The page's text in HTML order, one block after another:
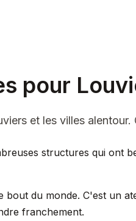
pour
et les villes alentour.
structures qui ont
du monde. C'est un
franchement.